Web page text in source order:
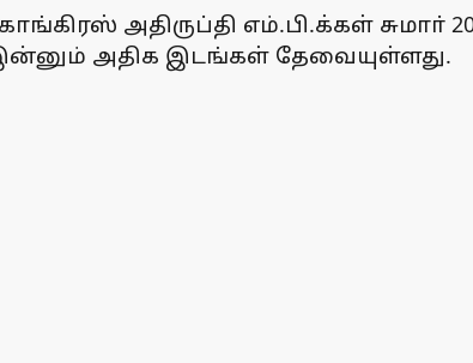
அதிருப்தி எம்.பி.க்கள் சுமாா்
இன்னும் அதிக இடங்கள் தேவையுள்ளது.